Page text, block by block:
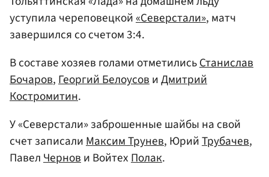
уступила череповецкой«Северстали», матч
завершился со счетом 3:4.
В составе хозяев голами отметилисьСтанислав
Бочаров,Георгий БелоусовиДмитрий
Костромитин.
У «Северстали» заброшенные шайбы на свой
счет записалиМаксим Трунев, ЮрийТрубачев,
ПавелЧернови ВойтехПолак.